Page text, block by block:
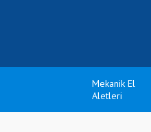
Mekanik El
Aletleri